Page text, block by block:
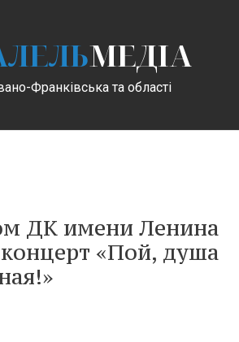
МЕДІА
Франківська та області
ДК имени Ленина
концерт «Пой, душа